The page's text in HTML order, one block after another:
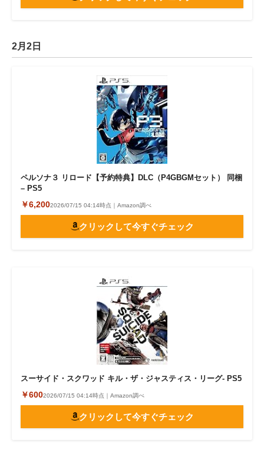
2月2日
ペルソナ３ リロード【予約特典】DLC（P4GBGMセット） 同梱
– PS5
￥6,2002026/07/15 04:14時点｜Amazon調べ
クリックして今すぐチェック
スーサイド・スクワッド キル・ザ・ジャスティス・リーグ- PS5
￥6002026/07/15 04:14時点｜Amazon調べ
クリックして今すぐチェック